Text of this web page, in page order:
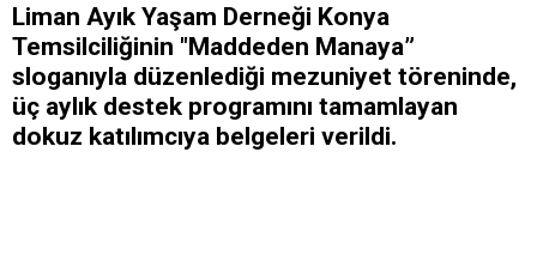
Liman Ayık Yaşam Derneği Konya
Temsilciliğinin "Maddeden Manaya”
sloganıyla düzenlediği mezuniyet töreninde,
üç aylık destek programını tamamlayan
dokuz katılımcıya belgeleri verildi.